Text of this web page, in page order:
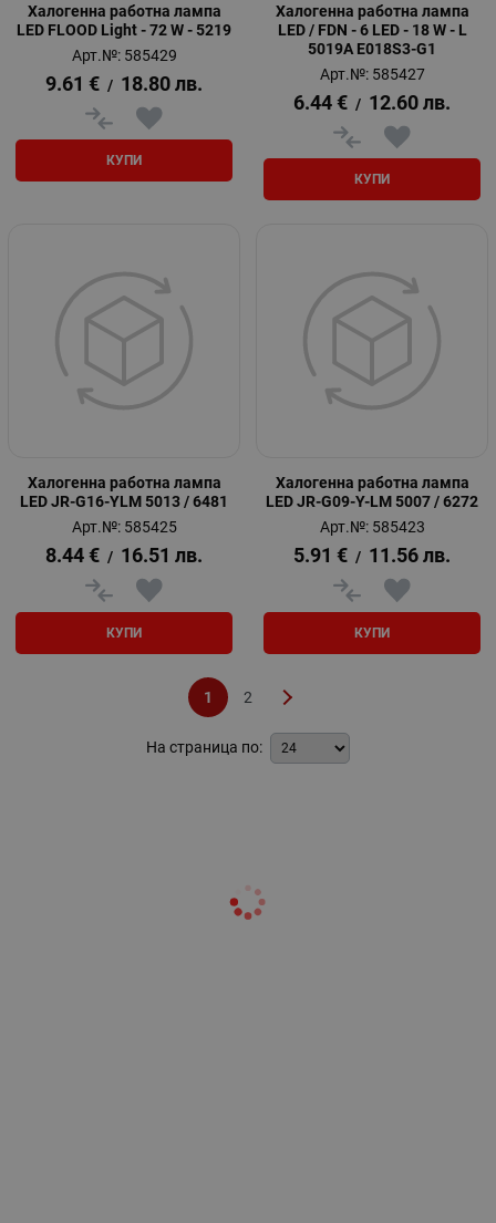
Халогенна работна лампа
LED FLOOD Light - 72 W - 5219
Арт.№: 585429
9.61 € / 18.80 лв.
КУПИ
Халогенна работна лампа
LED / FDN - 6 LED - 18 W - L
5019A E018S3-G1
Арт.№: 585427
6.44 € / 12.60 лв.
КУПИ
Халогенна работна лампа
LED JR-G16-YLM 5013 / 6481
Арт.№: 585425
8.44 € / 16.51 лв.
КУПИ
Халогенна работна лампа
LED JR-G09-Y-LM 5007 / 6272
Арт.№: 585423
5.91 € / 11.56 лв.
КУПИ
1 2
На страница по: